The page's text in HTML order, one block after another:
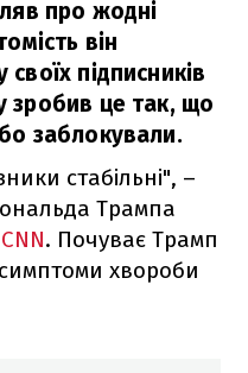
про жодні
він
підписників
зробив це так, що
заблокували.
стабільні", –
Трампа
CNN. Почуває Трамп
хвороби